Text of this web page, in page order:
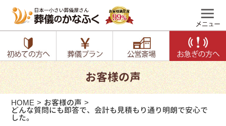
お客様の声
HOME お客様の声
どんな質問にも即答で、会計も見積もり通り明朗で安心で
した。